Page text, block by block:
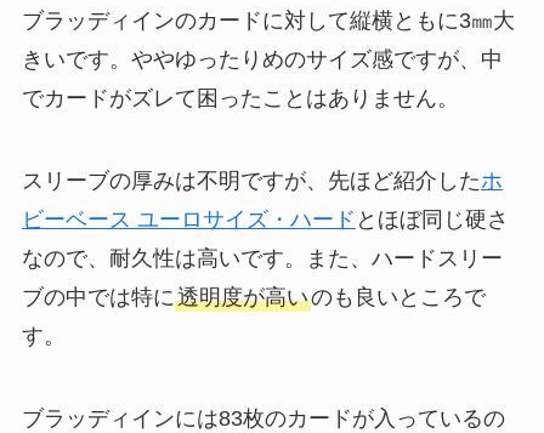
ブラッディインのカードに対して縦横ともに3㎜大
きいです。ややゆったりめのサイズ感ですが、中
でカードがズレて困ったことはありません。
スリーブの厚みは不明ですが、先ほど紹介したホ
ビーベース ユーロサイズ・ハード とほぼ同じ硬さ
なので、耐久性は高いです。また、ハードスリー
ブの中では特に透明度が高いのも良いところで
す。
ブラッディインには83枚のカードが入っているの